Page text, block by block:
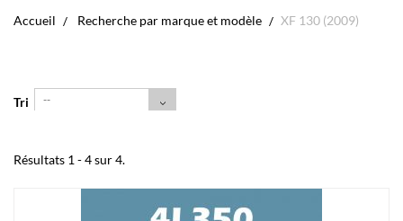
Accueil Recherche par marque et modèle XF 130 (2009)
Tri --
Résultats 1 - 4 sur 4.